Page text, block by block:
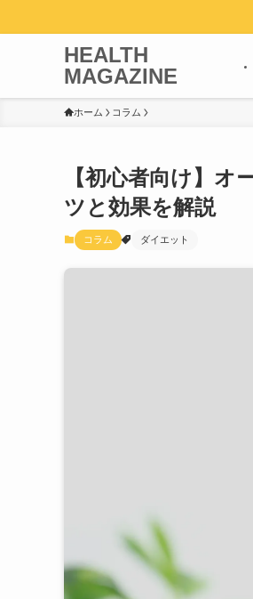
HEALTH
MAGAZINE
ホーム コラム
【初心者向け】
ツと効果を解説
コラム ダイエット